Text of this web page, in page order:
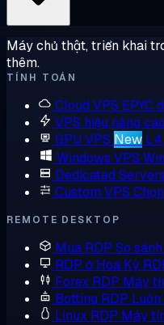
Máy chủ thật, triển khai
thêm.
TÍNH TOÁN
Cloud VPS EPYC
VPS hiệu năng cao
GPU VPS New
Windows VPS
Dedicated Servers
Custom VPS
REMOTE DESKTOP
Mua RDP So
RDP ở Hoa Kỳ
Forex RDP Máy
Botting RDP
Linux RDP Máy